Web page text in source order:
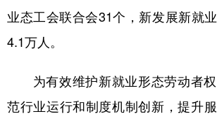
业态工会联合会31个，新发展新就
4.1万人。
为有效维护新就业形态劳动者权
范行业运行和制度机制创新，提升